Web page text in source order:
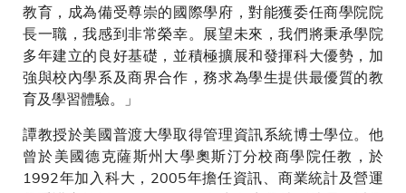
教育，成為備受尊崇的國際學府，對能獲委任商學院院
長一職，我感到非常榮幸。展望未來，我們將秉承學院
多年建立的良好基礎，並積極擴展和發揮科大優勢，加
強與校內學系及商界合作，務求為學生提供最優質的教
育及學習體驗。」
譚教授於美國普渡大學取得管理資訊系統博士學位。他
曾於美國德克薩斯州大學奧斯汀分校商學院任教，於
1992年加入科大，2005年擔任資訊、商業統計及營運